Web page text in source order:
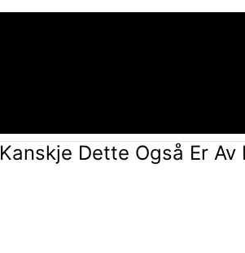
Kanskje Dette Også Er Av